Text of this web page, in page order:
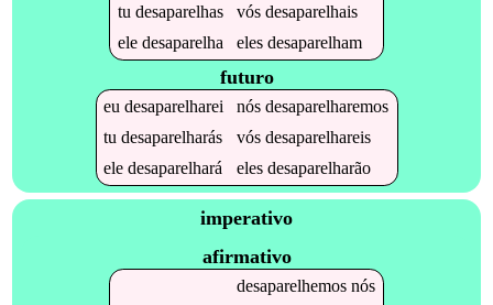
tu desaparelhas vós desaparelhais
ele desaparelha eles desaparelham
futuro
eudesaparelharei nósdesaparelharemos
tudesaparelharás vósdesaparelhareis
eledesaparelhará elesdesaparelharão
imperativo
afirmativo
desaparelhemosnós